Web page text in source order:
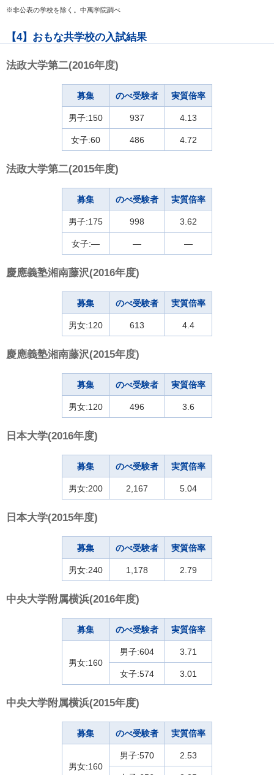
※非公表の学校を除く。中萬学院調べ
【4】おもな共学校の入試結果
法政大学第二(2016年度)
募集 のべ受験者 実質倍率
男子:150 937 4.13
女子:60 486 4.72
法政大学第二(2015年度)
募集 のべ受験者 実質倍率
男子:175 998 3.62
女子:― ― ―
慶應義塾湘南藤沢(2016年度)
募集 のべ受験者 実質倍率
男女:120 613 4.4
慶應義塾湘南藤沢(2015年度)
募集 のべ受験者 実質倍率
男女:120 496 3.6
日本大学(2016年度)
募集 のべ受験者 実質倍率
男女:200 2,167 5.04
日本大学(2015年度)
募集 のべ受験者 実質倍率
男女:240 1,178 2.79
中央大学附属横浜(2016年度)
募集 のべ受験者 実質倍率
男女:160
男子:604 3.71
女子:574 3.01
中央大学附属横浜(2015年度)
募集 のべ受験者 実質倍率
男女:160
男子:570 2.53